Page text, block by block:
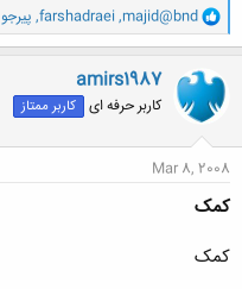
و
ا
ک
ن
ش
ه
ا
majid@bnd
,
farshadraei
, پیرجو
amirs1987
کاربر حرفه ای کاربر ممتاز
Mar 8, 2008
کمک
کمک